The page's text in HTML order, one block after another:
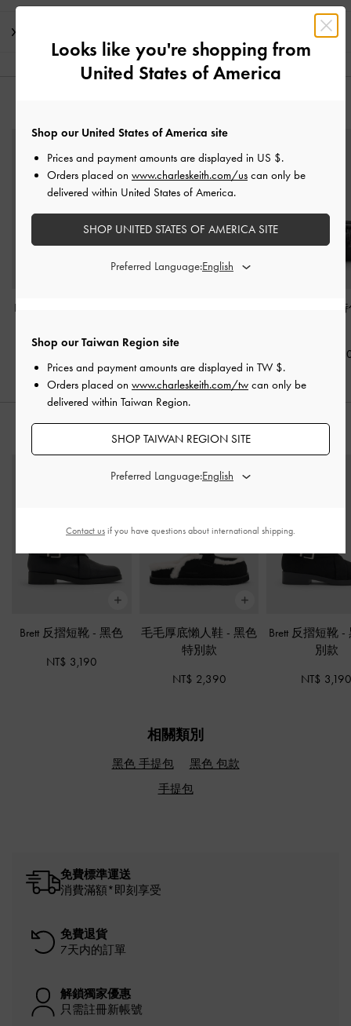
Rachel 口袋托特包
NT$ 2,390
Fergie 拉鏈托
NT$
推薦搭配
Brett 反摺短靴 -黑色
NT$ 3,190
毛毛厚底懶人鞋 -黑色
特別款
NT$ 2,390
Brett 反摺短靴 -
別款
NT$
相關類別
黑色 手提包
黑色 包款
手提包
免費標準運送
消費滿額*即刻享受
免費退貨
7天内的訂單
解鎖獨家優惠
只需註冊新帳號
Looks like you're shopping from
United States of America
Shop our Taiwan Region site
Prices and payment amounts are displayed in TW $.
Orders placed on www.charleskeith.com/tw can only be
delivered within Taiwan Region.
SHOP TAIWAN REGION SITE
Preferred Language:
Shop our United States of America site
Prices and payment amounts are displayed in US $.
Orders placed on www.charleskeith.com/us can only be
delivered within United States of America.
SHOP UNITED STATES OF AMERICA SITE
Preferred Language:
Contact us if you have questions about international shipping.